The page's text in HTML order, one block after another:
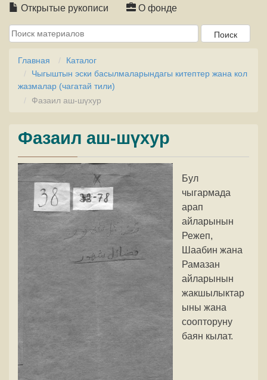
Открытые рукописи О фонде
Главная
Каталог
Чыгыштын эски басылмаларындагы китептер жана кол
жазмалар (чагатай тили)
Фазаил аш-шүхур
Фазаил аш-шүхур
Бул
чыгармада
арап
айларынын
Режеп,
Шаабин жана
Рамазан
айларынын
жакшылыктар
ыны жана
соопторуну
баян кылат.